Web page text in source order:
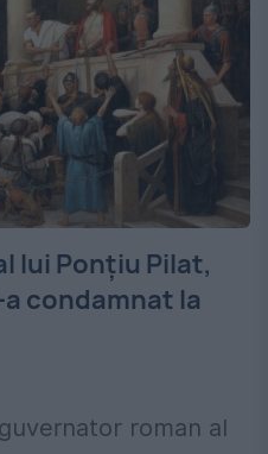
lui Ponțiu Pilat,
condamnat la
roman al